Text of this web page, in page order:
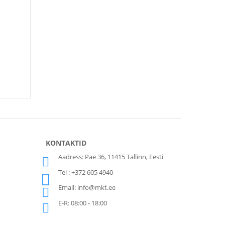
KONTAKTID
Aadress: Pae 36, 11415 Tallinn, Eesti
Tel : +372 605 4940
Email: info@mkt.ee
E-R: 08:00 - 18:00